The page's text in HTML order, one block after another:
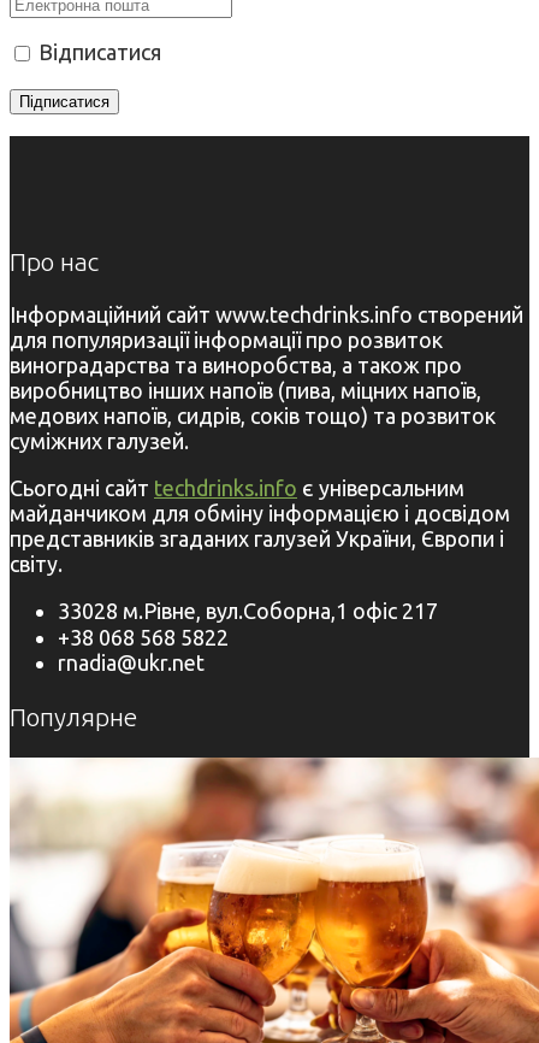
Відписатися
Про нас
Інформаційний сайт www.techdrinks.info створений
для популяризації інформації про розвиток
виноградарства та виноробства, а також про
виробництво інших напоїв (пива, міцних напоїв,
медових напоїв, сидрів, соків тощо) та розвиток
суміжних галузей.
Сьогодні сайт techdrinks.info є універсальним
майданчиком для обміну інформацією і досвідом
представників згаданих галузей України, Європи і
світу.
33028 м.Рівне, вул.Соборна,1 офіс 217
+38 068 568 5822
rnadia@ukr.net
Популярне